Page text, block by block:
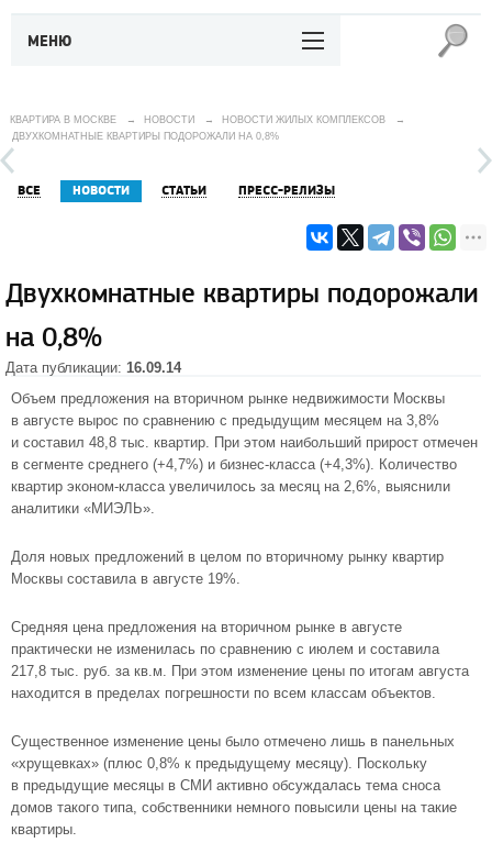
МЕНЮ
КВАРТИРА В МОСКВЕ → НОВОСТИ → НОВОСТИ ЖИЛЫХ КОМПЛЕКСОВ
→
ДВУХКОМНАТНЫЕ КВАРТИРЫ ПОДОРОЖАЛИ НА 0,8%
ВСЕ НОВОСТИ СТАТЬИ ПРЕСС-РЕЛИЗЫ
Двухкомнатные квартиры подорожали
на 0,8%
Дата публикации: 16.09.14
Объем предложения на вторичном рынке недвижимости Москвы
в августе вырос по сравнению с предыдущим месяцем на 3,8%
и составил 48,8 тыс. квартир. При этом наибольший прирост отмечен
в сегменте среднего (+4,7%) и бизнес-класса (+4,3%). Количество
квартир эконом-класса увеличилось за месяц на 2,6%, выяснили
аналитики «МИЭЛЬ».
Доля новых предложений в целом по вторичному рынку квартир
Москвы составила в августе 19%.
Средняя цена предложения на вторичном рынке в августе
практически не изменилась по сравнению с июлем и составила
217,8 тыс. руб. за кв.м. При этом изменение цены по итогам августа
находится в пределах погрешности по всем классам объектов.
Существенное изменение цены было отмечено лишь в панельных
«хрущевках» (плюс 0,8% к предыдущему месяцу). Поскольку
в предыдущие месяцы в СМИ активно обсуждалась тема сноса
домов такого типа, собственники немного повысили цены на такие
квартиры.